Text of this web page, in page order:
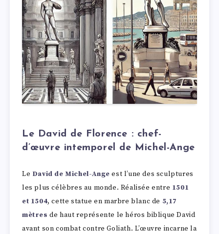
Le David de Florence : chef-
d’œuvre intemporel de Michel-Ange
Le David de Michel-Ange est l’une des sculptures
les plus célèbres au monde. Réalisée entre 1501
et 1504, cette statue en marbre blanc de 5,17
mètres de haut représente le héros biblique David
avant son combat contre Goliath. L’œuvre incarne la